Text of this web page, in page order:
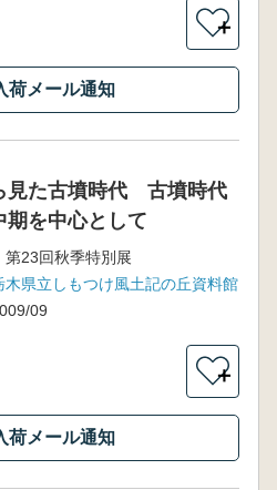
＋
荷メール通知
見た古墳時代 古墳時代
期を中心として
第23回秋季特別展
木県立しもつけ風土記の丘資料館
09
＋
荷メール通知